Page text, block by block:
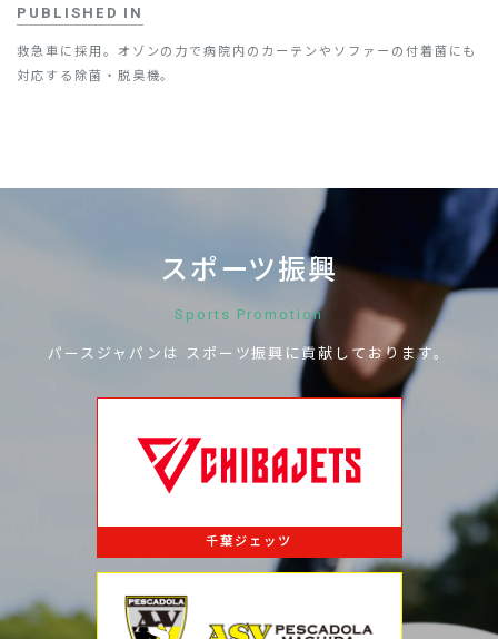
PUBLISHED IN
救急車に採用。オゾンの力で病院内のカーテンやソファーの付着菌にも
対応する除菌・脱臭機。
スポーツ振興
Sports Promotion
パースジャパンは スポーツ振興に貢献しております。
千葉ジェッツ